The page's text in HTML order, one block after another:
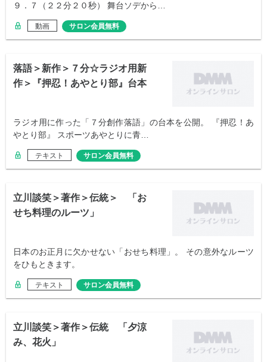
９．７（２２分２０秒） 舞台ソデから…
動画 サロン会員無料
落語＞新作＞７分☆ラジオ用新
作＞『押忍！あやとり部』台本
ラジオ用に作った「７分創作落語」の台本を公開。 『押忍！あ
やとり部』 スポーツあやとりに青…
テキスト サロン会員無料
立川談笑＞著作＞伝統＞ 「お
せち料理のルーツ」
日本のお正月に欠かせない「おせち料理」。 その意外なルーツ
をひもときます。
テキスト サロン会員無料
立川談笑＞著作＞伝統 「夕涼
み、花火」